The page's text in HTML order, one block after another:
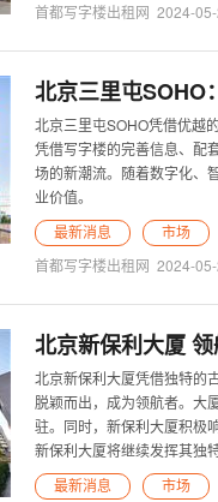
首都写字楼出租网 2024-
北京三里屯SOHO
北京三里屯SOHO凭借优越
凭借写字楼的完善信息、配
场的新潮流。随着数字化、
业价值。
最新消息 市场
首都写字楼出租网 2024-
北京新保利大厦
北京新保利大厦凭借独特的
脱颖而出，成为领航者。大
驻。同时，新保利大厦积极
新保利大厦将继续发挥其独
最新消息 市场